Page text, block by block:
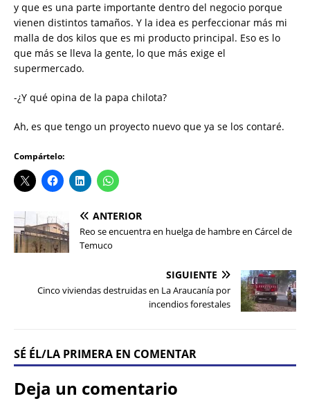
y que es una parte importante dentro del negocio porque
vienen distintos tamaños. Y la idea es perfeccionar más mi
malla de dos kilos que es mi producto principal. Eso es lo
que más se lleva la gente, lo que más exige el
supermercado.
-¿Y qué opina de la papa chilota?
Ah, es que tengo un proyecto nuevo que ya se los contaré.
Compártelo:
ANTERIOR
Reo se encuentra en huelga de hambre en Cárcel de
Temuco
SIGUIENTE
Cinco viviendas destruidas en La Araucanía por
incendios forestales
SÉ ÉL/LA PRIMERA EN COMENTAR
Deja un comentario